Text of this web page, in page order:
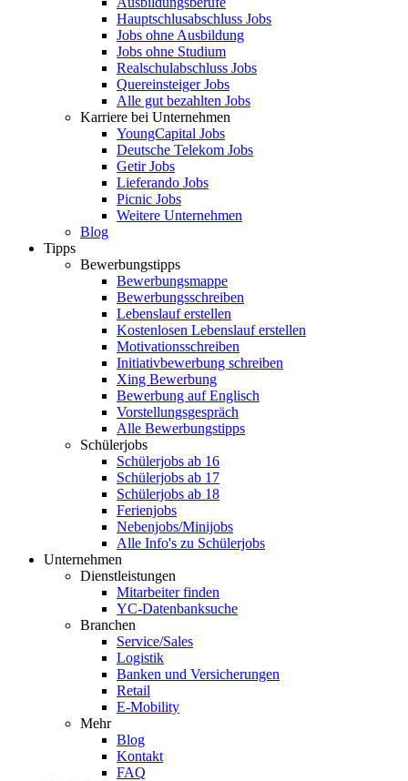
Hauptschlusabschluss Jobs
Jobs ohne Ausbildung
Jobs ohne Studium
Realschulabschluss Jobs
Quereinsteiger Jobs
Alle gut bezahlten Jobs
Karriere bei Unternehmen
YoungCapital Jobs
Deutsche Telekom Jobs
Getir Jobs
Lieferando Jobs
Picnic Jobs
Weitere Unternehmen
Blog
Tipps
Bewerbungstipps
Bewerbungsmappe
Bewerbungsschreiben
Lebenslauf erstellen
Kostenlosen Lebenslauf erstellen
Motivationsschreiben
Initiativbewerbung schreiben
Xing Bewerbung
Bewerbung auf Englisch
Vorstellungsgespräch
Alle Bewerbungstipps
Schülerjobs
Schülerjobs ab 16
Schülerjobs ab 17
Schülerjobs ab 18
Ferienjobs
Nebenjobs/Minijobs
Alle Info's zu Schülerjobs
Unternehmen
Dienstleistungen
Mitarbeiter finden
YC-Datenbanksuche
Branchen
Service/Sales
Logistik
Banken und Versicherungen
Retail
E-Mobility
Mehr
Blog
Kontakt
FAQ